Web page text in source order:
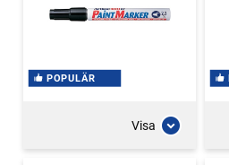
POPULÄR
Visa